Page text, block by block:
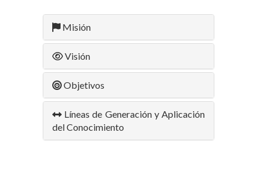
Misión
Visión
Objetivos
Líneas de Generación y Aplicación
del Conocimiento